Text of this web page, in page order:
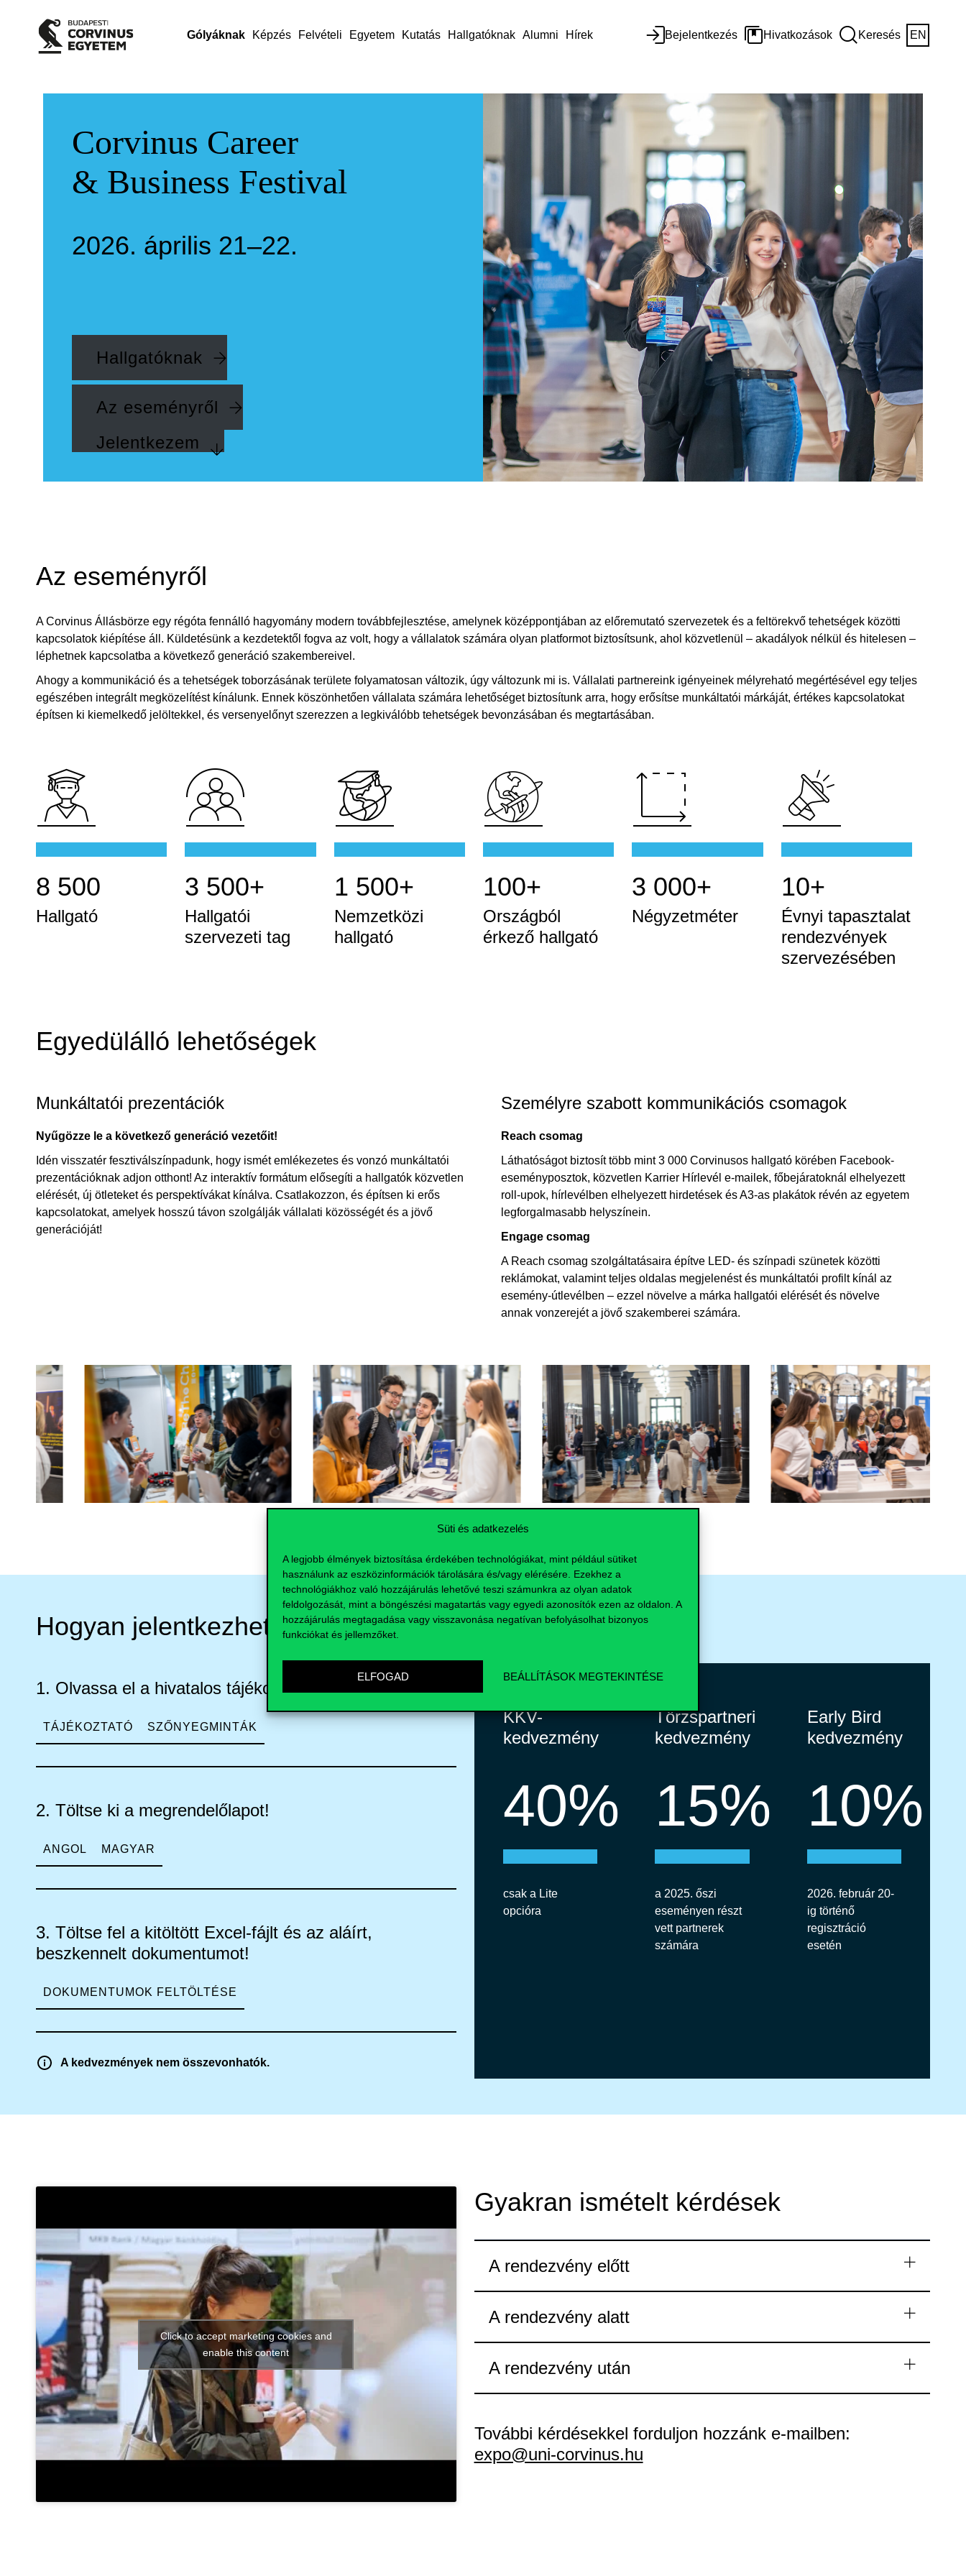
Süti és adatkezelés
A legjobb élmények biztosítása érdekében technológiákat, mint például sütiket
használunk az eszközinformációk tárolására és/vagy elérésére. Ezekhez a
technológiákhoz való hozzájárulás lehetővé teszi számunkra az olyan adatok
feldolgozását, mint a böngészési magatartás vagy egyedi azonosítók ezen az oldalon. A
hozzájárulás megtagadása vagy visszavonása negatívan befolyásolhat bizonyos
funkciókat és jellemzőket.
ELFOGAD BEÁLLÍTÁSOK MEGTEKINTÉSE
Gólyáknak Képzés Felvételi Egyetem Kutatás Hallgatóknak Alumni Hírek Bejelentkezés Hivatkozások Keresés EN
Corvinus Career
& Business Festival
2026. április 21–22.
Hallgatóknak
Az eseményről
Jelentkezem
Az eseményről
A Corvinus Állásbörze egy régóta fennálló hagyomány modern továbbfejlesztése, amelynek középpontjában az előremutató szervezetek és a feltörekvő tehetségek közötti
kapcsolatok kiépítése áll. Küldetésünk a kezdetektől fogva az volt, hogy a vállalatok számára olyan platformot biztosítsunk, ahol közvetlenül – akadályok nélkül és hitelesen –
léphetnek kapcsolatba a következő generáció szakembereivel.
Ahogy a kommunikáció és a tehetségek toborzásának területe folyamatosan változik, úgy változunk mi is. Vállalati partnereink igényeinek mélyreható megértésével egy teljes
egészében integrált megközelítést kínálunk. Ennek köszönhetően vállalata számára lehetőséget biztosítunk arra, hogy erősítse munkáltatói márkáját, értékes kapcsolatokat
építsen ki kiemelkedő jelöltekkel, és versenyelőnyt szerezzen a legkiválóbb tehetségek bevonzásában és megtartásában.
8 500
Hallgató
3 500+
Hallgatói
szervezeti tag
1 500+
Nemzetközi
hallgató
100+
Országból
érkező hallgató
3 000+
Négyzetméter
10+
Évnyi tapasztalat
rendezvények
szervezésében
Egyedülálló lehetőségek
Munkáltatói prezentációk
Nyűgözze le a következő generáció vezetőit!
Idén visszatér fesztiválszínpadunk, hogy ismét emlékezetes és vonzó munkáltatói
prezentációknak adjon otthont! Az interaktív formátum elősegíti a hallgatók közvetlen
elérését, új ötleteket és perspektívákat kínálva. Csatlakozzon, és építsen ki erős
kapcsolatokat, amelyek hosszú távon szolgálják vállalati közösségét és a jövő
generációját!
Személyre szabott kommunikációs csomagok
Reach csomag
Láthatóságot biztosít több mint 3 000 Corvinusos hallgató körében Facebook-
eseményposztok, közvetlen Karrier Hírlevél e-mailek, főbejáratoknál elhelyezett
roll-upok, hírlevélben elhelyezett hirdetések és A3-as plakátok révén az egyetem
legforgalmasabb helyszínein.
Engage csomag
A Reach csomag szolgáltatásaira építve LED- és színpadi szünetek közötti
reklámokat, valamint teljes oldalas megjelenést és munkáltatói profilt kínál az
esemény-útlevélben – ezzel növelve a márka hallgatói elérését és növelve
annak vonzerejét a jövő szakemberei számára.
Hogyan jelentkezhet?
1. Olvassa el a hivatalos tájékoztatót!
TÁJÉKOZTATÓ SZŐNYEGMINTÁK
2. Töltse ki a megrendelőlapot!
ANGOL MAGYAR
3. Töltse fel a kitöltött Excel-fájlt és az aláírt,
beszkennelt dokumentumot!
DOKUMENTUMOK FELTÖLTÉSE
A kedvezmények nem összevonhatók.
KKV-
kedvezmény
40%
csak a Lite
opcióra
Törzspartneri
kedvezmény
15%
a 2025. őszi
eseményen részt
vett partnerek
számára
Early Bird
kedvezmény
10%
2026. február 20-
ig történő
regisztráció
esetén
Click to accept marketing cookies and
enable this content
Gyakran ismételt kérdések
A rendezvény előtt
A rendezvény alatt
A rendezvény után
További kérdésekkel forduljon hozzánk e-mailben:
expo@uni-corvinus.hu